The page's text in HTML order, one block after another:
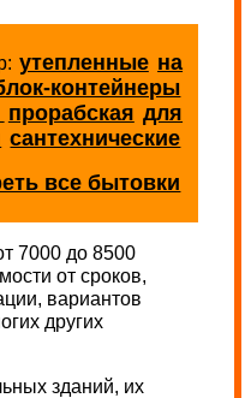
утепленные на
контейнеры
прорабская для
сантехнические
все бытовки
7000 до 8500
от сроков,
вариантов
других
зданий, их